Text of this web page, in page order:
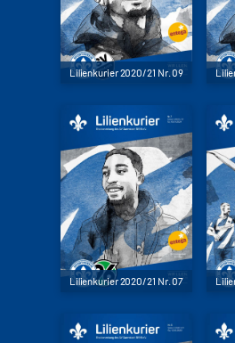
Lilienkurier 2020/21 Nr. 09
Lilienkurier 2020/21 Nr. 07